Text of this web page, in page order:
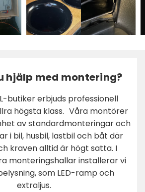
hjälp med montering?
butiker erbjuds professionell
högsta klass. Våra montörer
av standardmonteringar och
i bil, husbil, lastbil och båt där
kraven alltid är högt satta. I
monteringshallar installerar vi
som LED-ramp och
extraljus.